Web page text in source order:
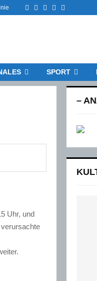
Facebook
TwitterInstagram
Email
SPORT
Uhr, und
–